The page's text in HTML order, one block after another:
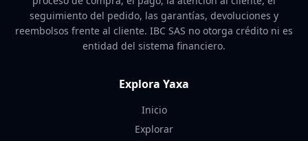
seguimiento del pedido, las garantías, devoluciones y
reembolsos frente al cliente. IBC SAS no otorga crédito ni es
entidad del sistema financiero.
Explora Yaxa
Inicio
Explorar